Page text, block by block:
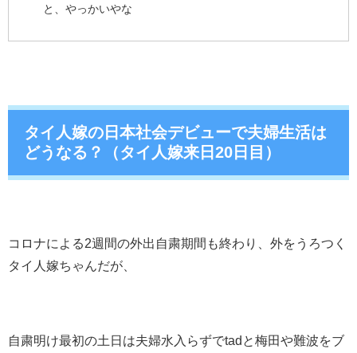
と、やっかいやな
タイ人嫁の日本社会デビューで夫婦生活は
どうなる？（タイ人嫁来日20日目）
コロナによる2週間の外出自粛期間も終わり、外をうろつく
タイ人嫁ちゃんだが、
自粛明け最初の土日は夫婦水入らずでtadと梅田や難波をブ